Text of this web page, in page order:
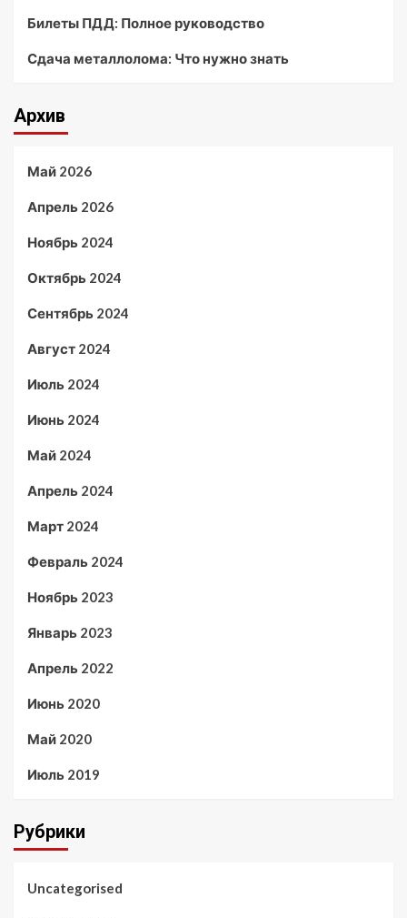
Билеты ПДД: Полное руководство
Сдача металлолома: Что нужно знать
Архив
Май 2026
Апрель 2026
Ноябрь 2024
Октябрь 2024
Сентябрь 2024
Август 2024
Июль 2024
Июнь 2024
Май 2024
Апрель 2024
Март 2024
Февраль 2024
Ноябрь 2023
Январь 2023
Апрель 2022
Июнь 2020
Май 2020
Июль 2019
Рубрики
Uncategorised